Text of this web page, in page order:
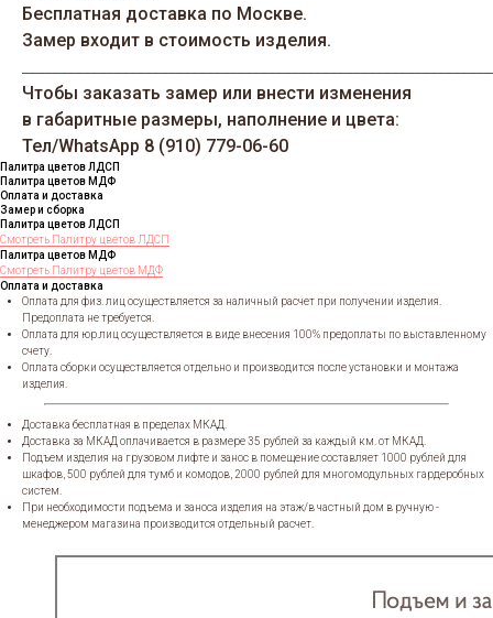
Бесплатная доставка по Москве.
Замер входит в стоимость изделия.
Чтобы заказать замер или внести изменения
в габаритные размеры, наполнение и цвета:
Тел/WhatsАрp 8 (910) 779-06-60
Палитра цветов ЛДСП
Палитра цветов МДФ
Оплата и доставка
Замер и сборка
Палитра цветов ЛДСП
Смотреть Палитру цветов ЛДСП
Палитра цветов МДФ
Смотреть Палитру цветов МДФ
Оплата и доставка
Оплата для физ. лиц осуществляется за наличный расчет при получении изделия.
Предоплата не требуется.
Оплата для юр.лиц осуществляется в виде внесения 100% предоплаты по выставленному
счету.
Оплата сборки осуществляется отдельно и производится после установки и монтажа
изделия.
Доставка бесплатная в пределах МКАД.
Доставка за МКАД оплачивается в размере 35 рублей за каждый км. от МКАД.
Подъем изделия на грузовом лифте и занос в помещение составляет 1000 рублей для
шкафов, 500 рублей для тумб и комодов, 2000 рублей для многомодульных гардеробных
систем.
При необходимости подъема и заноса изделия на этаж/в частный дом в ручную -
менеджером магазина производится отдельный расчет.